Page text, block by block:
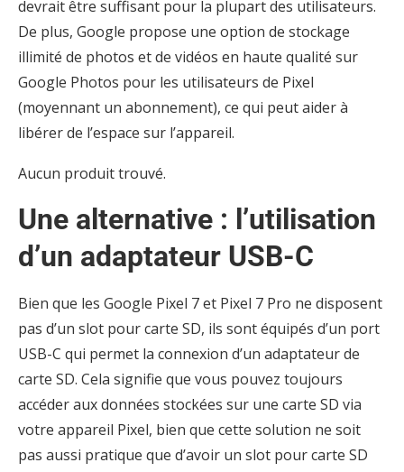
devrait être suffisant pour la plupart des utilisateurs.
De plus, Google propose une option de stockage
illimité de photos et de vidéos en haute qualité sur
Google Photos pour les utilisateurs de Pixel
(moyennant un abonnement), ce qui peut aider à
libérer de l’espace sur l’appareil.
Aucun produit trouvé.
Une alternative : l’utilisation
d’un adaptateur USB-C
Bien que les Google Pixel 7 et Pixel 7 Pro ne disposent
pas d’un slot pour carte SD, ils sont équipés d’un port
USB-C qui permet la connexion d’un adaptateur de
carte SD. Cela signifie que vous pouvez toujours
accéder aux données stockées sur une carte SD via
votre appareil Pixel, bien que cette solution ne soit
pas aussi pratique que d’avoir un slot pour carte SD